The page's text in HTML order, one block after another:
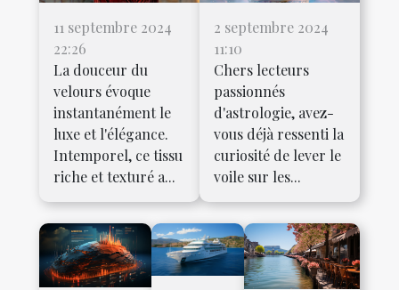
11 septembre 2024
22:26
La douceur du
velours évoque
instantanément le
luxe et l'élégance.
Intemporel, ce tissu
riche et texturé a...
2 septembre 2024
11:10
Chers lecteurs
passionnés
d'astrologie, avez-
vous déjà ressenti la
curiosité de lever le
voile sur les...